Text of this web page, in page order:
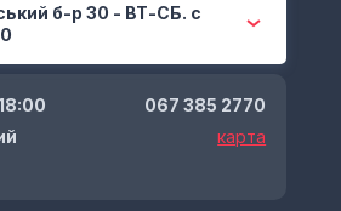
б-р 30 - ВТ-СБ. с
067 385 2770
карта